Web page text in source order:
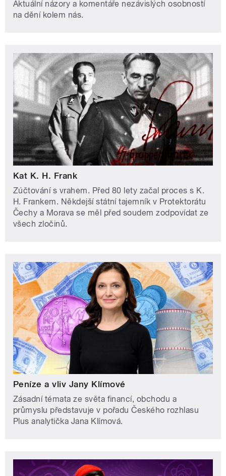
Aktuální názory a komentáře nezávislých osobností
na dění kolem nás.
Kat K. H. Frank
Zúčtování s vrahem. Před 80 lety začal proces s K.
H. Frankem. Někdejší státní tajemník v Protektorátu
Čechy a Morava se měl před soudem zodpovídat ze
všech zločinů.
Peníze a vliv Jany Klímové
Zásadní témata ze světa financí, obchodu a
průmyslu představuje v pořadu Českého rozhlasu
Plus analytička Jana Klímová.